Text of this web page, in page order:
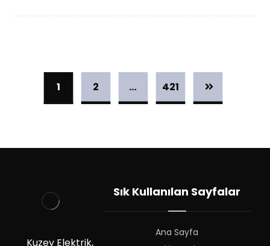
1 2 … 421
Kuzey Elektrik,
Sık Kullanılan Sayfalar
Ana Sayfa